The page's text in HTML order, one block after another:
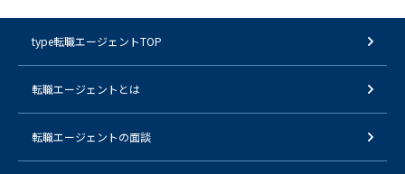
type転職エージェントTOP
転職エージェントとは
転職エージェントの面談